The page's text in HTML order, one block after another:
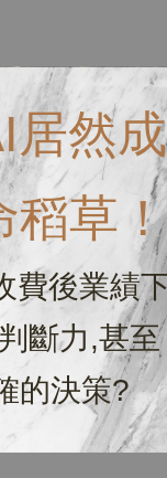
居然成
稻草！
費後業績
斷力,甚至
的決策?